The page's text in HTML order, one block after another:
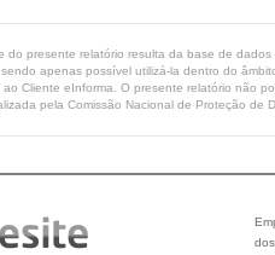
do presente relatório resulta da base de
apenas possível utilizá-la dentro do
Cliente eInforma. O presente relatório não
pela Comissão Nacional de Proteção de